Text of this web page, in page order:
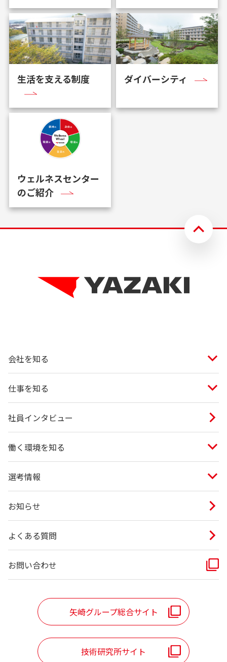
生活を支える制度 ダイバーシティ
ウェルネスセンター
のご紹介
会社を知る
仕事を知る
社員インタビュー
働く環境を知る
選考情報
お知らせ
よくある質問
お問い合わせ
矢崎グループ総合サイト
技術研究所サイト